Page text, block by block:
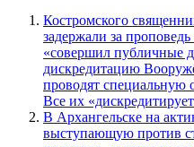
Костромского
задержали за
«совершил публичные
дискредитацию
проводят специальную
Все их
В Архангельске на
выступающую против